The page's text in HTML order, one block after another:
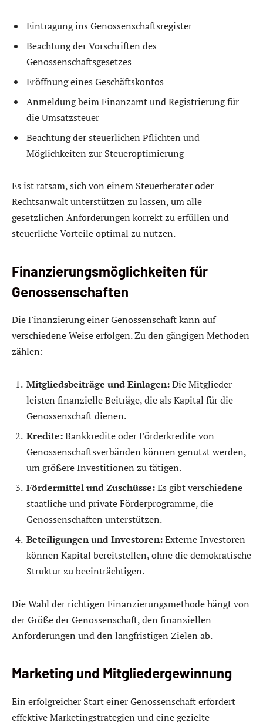
Eintragung ins Genossenschaftsregister
Beachtung der Vorschriften des
Genossenschaftsgesetzes
Eröffnung eines Geschäftskontos
Anmeldung beim Finanzamt und Registrierung für
die Umsatzsteuer
Beachtung der steuerlichen Pflichten und
Möglichkeiten zur Steueroptimierung
Es ist ratsam, sich von einem Steuerberater oder
Rechtsanwalt unterstützen zu lassen, um alle
gesetzlichen Anforderungen korrekt zu erfüllen und
steuerliche Vorteile optimal zu nutzen.
Finanzierungsmöglichkeiten für
Genossenschaften
Die Finanzierung einer Genossenschaft kann auf
verschiedene Weise erfolgen. Zu den gängigen Methoden
zählen:
Mitgliedsbeiträge und Einlagen:Die Mitglieder
leisten finanzielle Beiträge, die als Kapital für die
Genossenschaft dienen.
Kredite:Bankkredite oder Förderkredite von
Genossenschaftsverbänden können genutzt werden,
um größere Investitionen zu tätigen.
Fördermittel und Zuschüsse:Es gibt verschiedene
staatliche und private Förderprogramme, die
Genossenschaften unterstützen.
Beteiligungen und Investoren:Externe Investoren
können Kapital bereitstellen, ohne die demokratische
Struktur zu beeinträchtigen.
Die Wahl der richtigen Finanzierungsmethode hängt von
der Größe der Genossenschaft, den finanziellen
Anforderungen und den langfristigen Zielen ab.
Marketing und Mitgliedergewinnung
Ein erfolgreicher Start einer Genossenschaft erfordert
effektive Marketingstrategien und eine gezielte